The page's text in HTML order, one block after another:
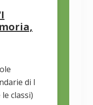
di I
classi)